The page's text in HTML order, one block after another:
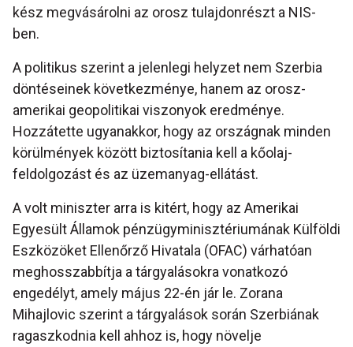
kész megvásárolni az orosz tulajdonrészt a NIS-
ben.
A politikus szerint a jelenlegi helyzet nem Szerbia
döntéseinek következménye, hanem az orosz-
amerikai geopolitikai viszonyok eredménye.
Hozzátette ugyanakkor, hogy az országnak minden
körülmények között biztosítania kell a kőolaj-
feldolgozást és az üzemanyag-ellátást.
A volt miniszter arra is kitért, hogy az Amerikai
Egyesült Államok pénzügyminisztériumának Külföldi
Eszközöket Ellenőrző Hivatala (OFAC) várhatóan
meghosszabbítja a tárgyalásokra vonatkozó
engedélyt, amely május 22-én jár le. Zorana
Mihajlovic szerint a tárgyalások során Szerbiának
ragaszkodnia kell ahhoz is, hogy növelje